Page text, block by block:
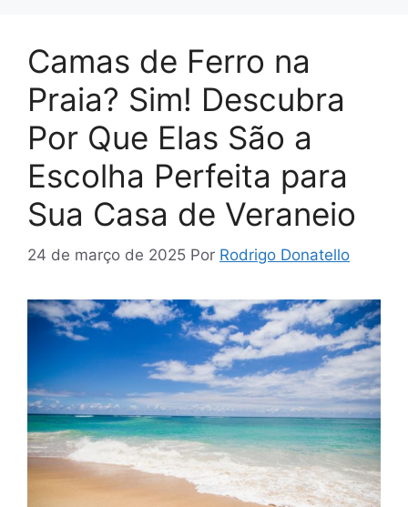
Camas de Ferro na
Praia? Sim! Descubra
Por Que Elas São a
Escolha Perfeita para
Sua Casa de Veraneio
24 de março de 2025 Por Rodrigo Donatello